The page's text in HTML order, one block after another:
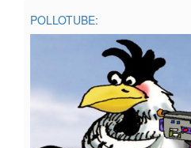
POLLOTUBE: